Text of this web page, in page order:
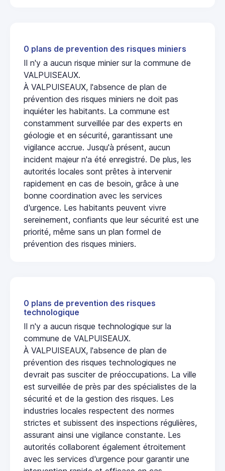
0 plans de prevention des risques miniers
Il n'y a aucun risque minier sur la commune de
VALPUISEAUX.
À VALPUISEAUX, l'absence de plan de
prévention des risques miniers ne doit pas
inquiéter les habitants. La commune est
constamment surveillée par des experts en
géologie et en sécurité, garantissant une
vigilance accrue. Jusqu'à présent, aucun
incident majeur n'a été enregistré. De plus, les
autorités locales sont prêtes à intervenir
rapidement en cas de besoin, grâce à une
bonne coordination avec les services
d'urgence. Les habitants peuvent vivre
sereinement, confiants que leur sécurité est une
priorité, même sans un plan formel de
prévention des risques miniers.
0 plans de prevention des risques
technologique
Il n'y a aucun risque technologique sur la
commune de VALPUISEAUX.
À VALPUISEAUX, l'absence de plan de
prévention des risques technologiques ne
devrait pas susciter de préoccupations. La ville
est surveillée de près par des spécialistes de la
sécurité et de la gestion des risques. Les
industries locales respectent des normes
strictes et subissent des inspections régulières,
assurant ainsi une vigilance constante. Les
autorités collaborent également étroitement
avec les services d'urgence pour garantir une